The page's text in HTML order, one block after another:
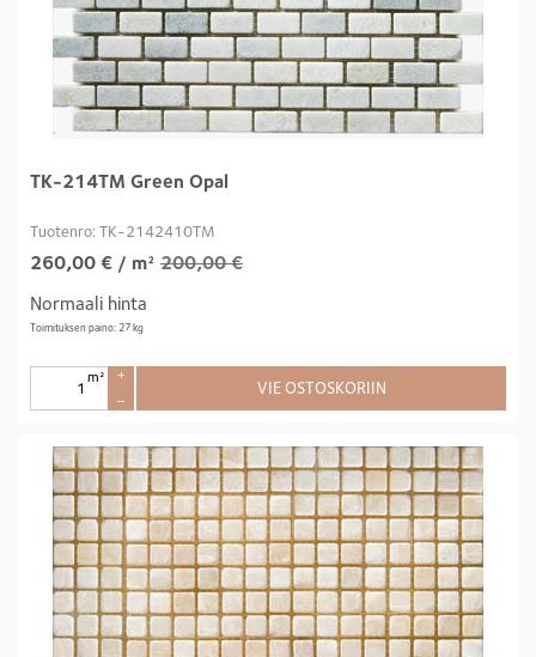
TK-214TM Green Opal
Tuotenro: TK-2142410TM
260,00 € / m² 200,00 €
Normaali hinta
Toimituksen paino: 27 kg
m²
+
–
VIE OSTOSKORIIN